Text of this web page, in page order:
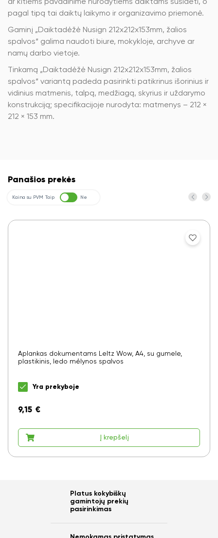
ar kitiems pavadinime nurodytiems daiktams susidėti, o
pagal tipą tai daiktų laikymo ir organizavimo priemonė.
Gaminį „Daiktadėžė Nusign 212x212x153mm, žalios
spalvos“ galima naudoti biure, mokykloje, archyve ar
namų darbo vietoje.
Tinkamą „Daiktadėžė Nusign 212x212x153mm, žalios
spalvos“ variantą padeda pasirinkti patikrinus išorinius ir
vidinius matmenis, talpą, medžiagą, skyrius ir uždarymo
konstrukciją; specifikacijoje nurodyta: matmenys – 212 ×
212 × 153 mm.
Panašios prekės
Kaina su PVM Taip Ne
Aplankas dokumentams LeItz Wow, A4, su gumele,
plastikinis, ledo mėlynos spalvos
Yra prekyboje
9,15 €
Į krepšelį
Platus kokybiškų
gamintojų prekių
pasirinkimas